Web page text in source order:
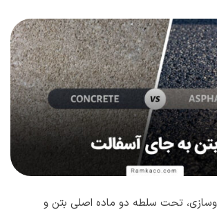
تحت سلطه دو ماده اصلی بتن و